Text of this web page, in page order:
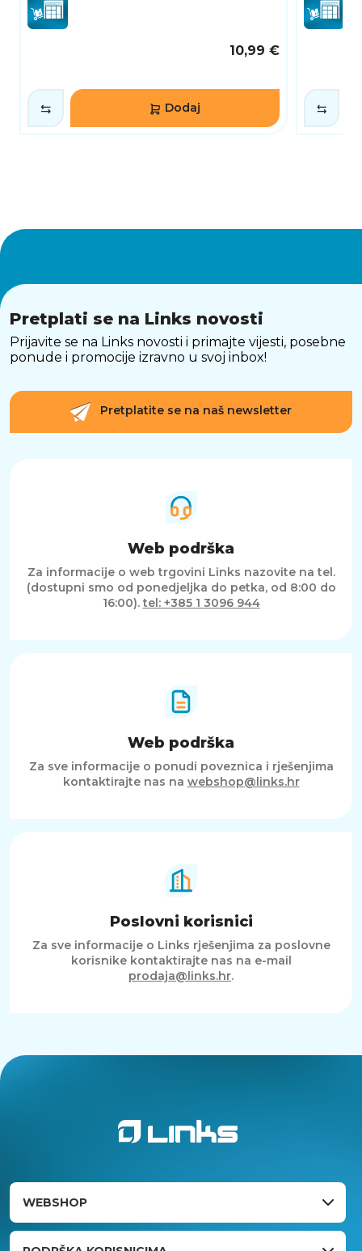
10,99 €
Dodaj
Pretplati se na Links novosti
Prijavite se na Links novosti i primajte vijesti, posebne
ponude i promocije izravno u svoj inbox!
Pretplatite se na naš newsletter
Web podrška
Za informacije o web trgovini Links nazovite na tel.
(dostupni smo od ponedjeljka do petka, od 8:00 do
16:00).tel: +385 1 3096 944
Web podrška
Za sve informacije o ponudi poveznica i rješenjima
kontaktirajte nas na webshop@links.hr
Poslovni korisnici
Za sve informacije o Links rješenjima za poslovne
korisnike kontaktirajte nas na e-mail
prodaja@links.hr.
WEBSHOP